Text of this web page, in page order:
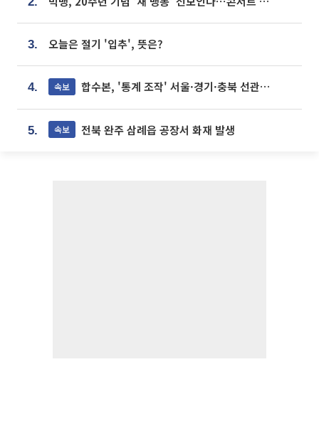
3. 오늘은 절기 '입추', 뜻은?
4. 속보 합수본, '통계 조작' 서울·경기·충북 선관위 등 추가 압수수색
5. 속보 전북 완주 삼례읍 공장서 화재 발생